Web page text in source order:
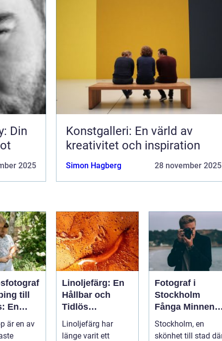
Din
2025
Konstgalleri: En värld av
kreativitet och inspiration
Simon Hagberg 28 november 2025
till
En
är en av
Linoljefärg: En
Hållbar och
Tidlös
Målningstraditio
n
Linoljefärg har
länge varit ett
Fotograf i
Stockholm
Fånga Minnen i
Huvudstaden
Stockholm, en
skönhet till stad